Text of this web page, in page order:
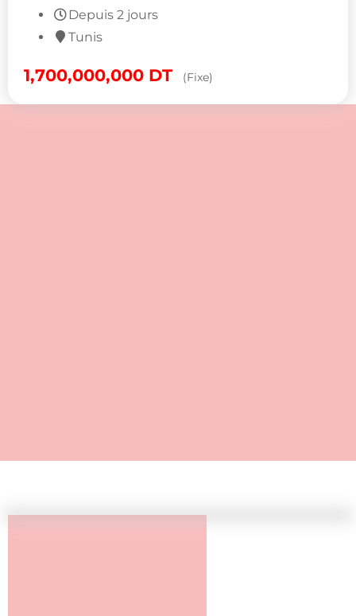
Depuis 2 jours
Tunis
1,700,000,000 DT (Fixe)